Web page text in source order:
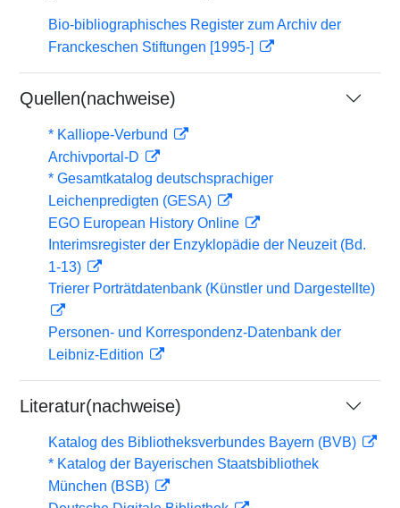
Bio-bibliographisches Register zum Archiv der
Franckeschen Stiftungen [1995-]
Quellen(nachweise)
* Kalliope-Verbund
Archivportal-D
* Gesamtkatalog deutschsprachiger
Leichenpredigten (GESA)
EGO European History Online
Interimsregister der Enzyklopädie der Neuzeit (Bd.
1-13)
Trierer Porträtdatenbank (Künstler und Dargestellte)
Personen- und Korrespondenz-Datenbank der
Leibniz-Edition
Literatur(nachweise)
Katalog des Bibliotheksverbundes Bayern (BVB)
* Katalog der Bayerischen Staatsbibliothek
München (BSB)